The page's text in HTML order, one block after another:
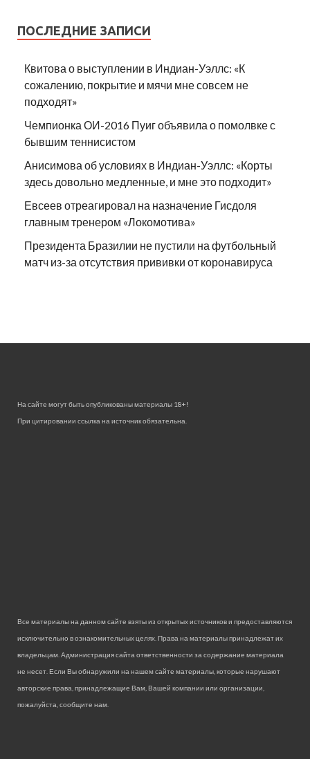
ПОСЛЕДНИЕ ЗАПИСИ
Квитова о выступлении в Индиан-Уэллс: «К
сожалению, покрытие и мячи мне совсем не
подходят»
Чемпионка ОИ-2016 Пуиг объявила о помолвке с
бывшим теннисистом
Анисимова об условиях в Индиан-Уэллс: «Корты
здесь довольно медленные, и мне это подходит»
Евсеев отреагировал на назначение Гисдоля
главным тренером «Локомотива»
Президента Бразилии не пустили на футбольный
матч из-за отсутствия прививки от коронавируса
На сайте могут быть опубликованы материалы 18+!
При цитировании ссылка на источник обязательна.
Все материалы на данном сайте взяты из открытых источников и предоставляются
исключительно в ознакомительных целях. Права на материалы принадлежат их
владельцам. Администрация сайта ответственности за содержание материала
не несет. Если Вы обнаружили на нашем сайте материалы, которые нарушают
авторские права, принадлежащие Вам, Вашей компании или организации,
пожалуйста, сообщите нам.